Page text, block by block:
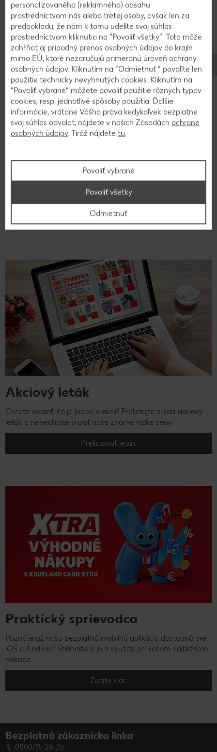
Hľadáte inšpiráciu na varenie? Tak ste tu správne!
množstva chutných receptov.
Na recepty
Akciový leták
Chcete vedieť, čo je práve v akcii? Prelistujte si náš akciový
leták a nenechajte si ujsť naše známe nízke ceny.
Prelistovať leták
Praktický sprievodca
Poznáte už našu bezplatnú mobilnú aplikáciu dostupnú pre
iOS a Android? Stiahnite si ju a využite pri vašom najbližšom
nákupe.
Zistite viac
Bezplatná zákaznícka linka
0800/15 28 35
personalizovaného (reklamného) obsahu
prostredníctvom nás alebo tretej osoby, avšak len za
predpokladu, že nám k tomu udelíte svoj súhlas
prostredníctvom kliknutia na “Povoliť všetky”. Toto môže
zahŕňať aj prípadný prenos osobných údajov do krajín
mimo EÚ, ktoré nezaručujú primeranú úroveň ochrany
osobných údajov. Kliknutím na “Odmietnuť ” povolíte len
použitie technicky nevyhnutých cookies. Kliknutím na
“Povoliť vybrané” môžete povoliť použitie rôznych typov
cookies, resp. jednotlivé spôsoby použitia. Ďalšie
informácie, vrátane Vášho práva kedykoľvek bezplatne
svoj súhlas odvolať, nájdete v našich Zásadách ochrane
osobných údajov. Tiráž nájdete tu.
Povoliť vybrané
Odmietnuť
Povoliť všetky